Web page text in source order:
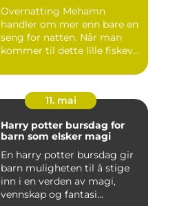
Overnatting Mehamn
handler om mer enn bare en
seng for natten. Når man
kommer til dette lille fiskev...
11. mai
Harry potter bursdag for
barn som elsker magi
En harry potter bursdag gir
barn muligheten til å stige
inn i en verden av magi,
vennskap og fantasi...